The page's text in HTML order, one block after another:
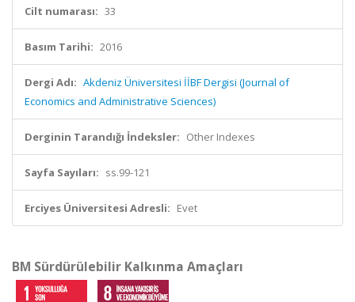
Cilt numarası: 33
Basım Tarihi: 2016
Dergi Adı: Akdeniz Üniversitesi İİBF Dergisi (Journal of
Economics and Administrative Sciences)
Derginin Tarandığı İndeksler: Other Indexes
Sayfa Sayıları: ss.99-121
Erciyes Üniversitesi Adresli: Evet
BM Sürdürülebilir Kalkınma Amaçları